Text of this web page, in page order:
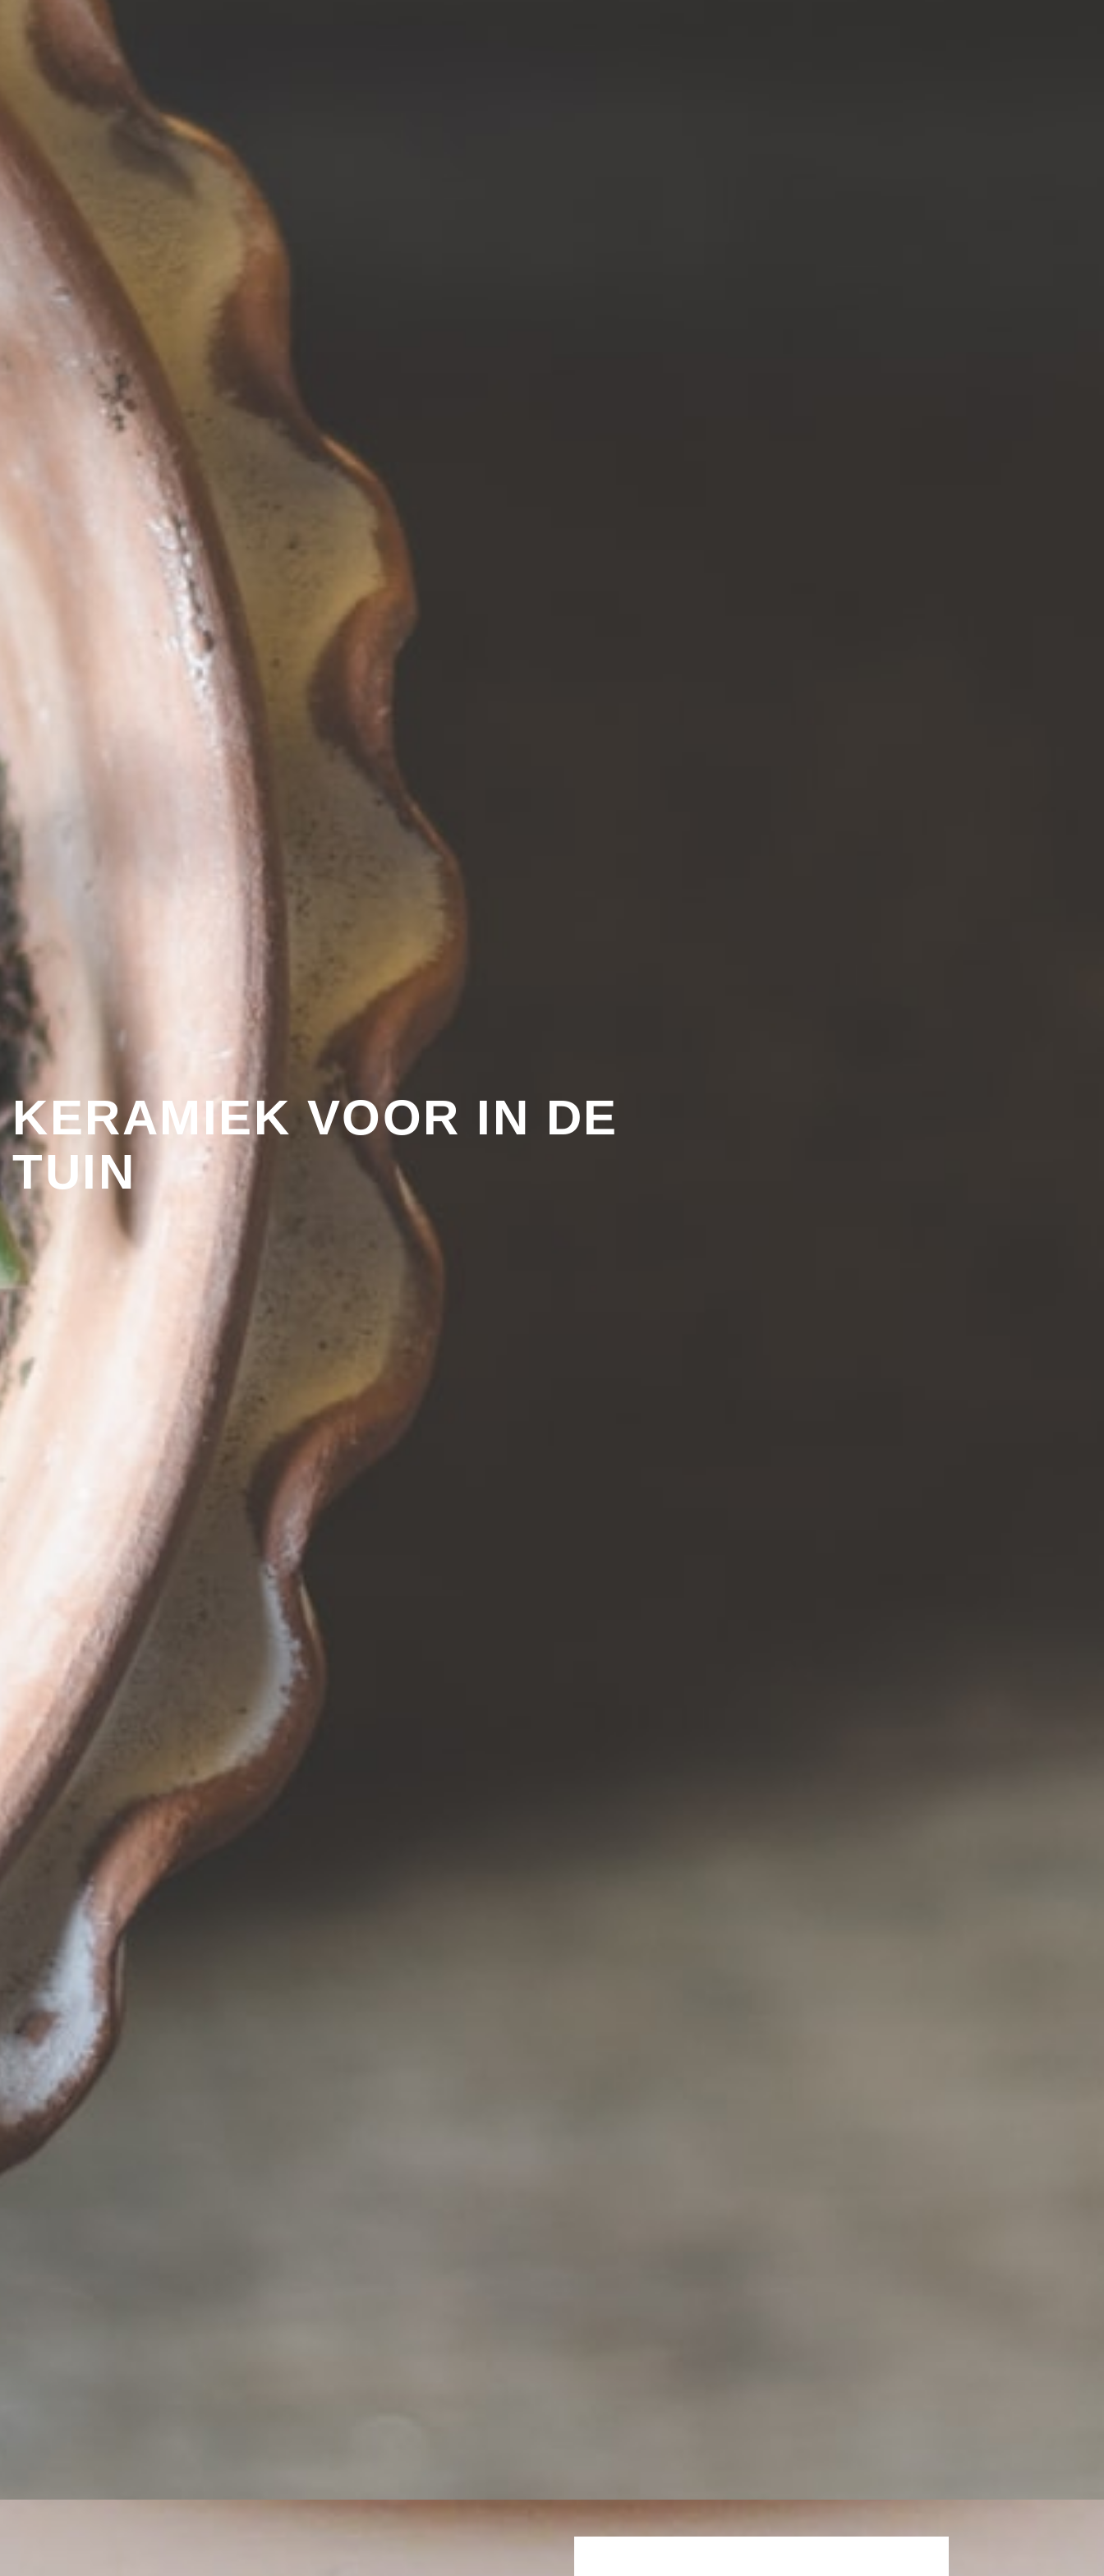
KERAMIEK VOOR IN DE
TUIN